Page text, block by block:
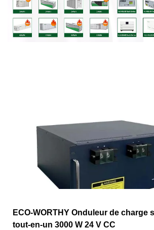
ECO-WORTHY Onduleur de charge
tout-en-un 3000 W 24 V CC